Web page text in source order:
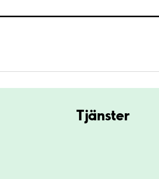
Tjänster